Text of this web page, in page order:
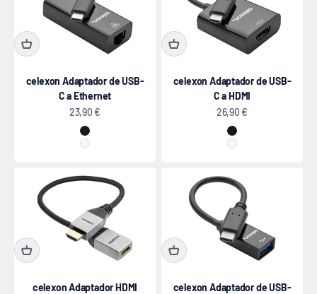
celexon Adaptador de USB-
C a Ethernet
Precio de oferta
23,90 €
negro
blanco
celexon Adaptador de USB-
C a HDMI
Precio de oferta
26,90 €
negro
blanco
celexon Adaptador HDMI
celexon Adaptador de USB-